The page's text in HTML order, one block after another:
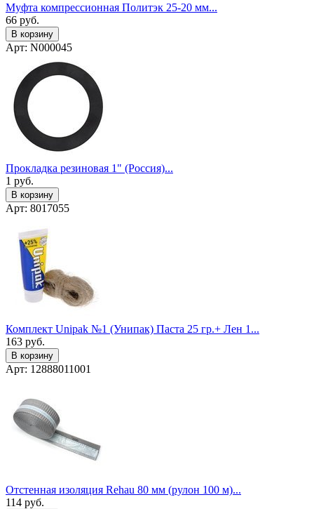
Муфта компрессионная Политэк 25-20 мм...
66 руб.
В корзину
Арт: N000045
Прокладка резиновая 1" (Россия)...
1 руб.
В корзину
Арт: 8017055
Комплект Unipak №1 (Унипак) Паста 25 гр.+ Лен 1...
163 руб.
В корзину
Арт: 12888011001
Отстенная изоляция Rehau 80 мм (рулон 100 м)...
114 руб.